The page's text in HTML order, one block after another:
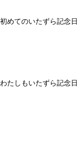
初めてのいたずら記念
わたしもいたずら記念